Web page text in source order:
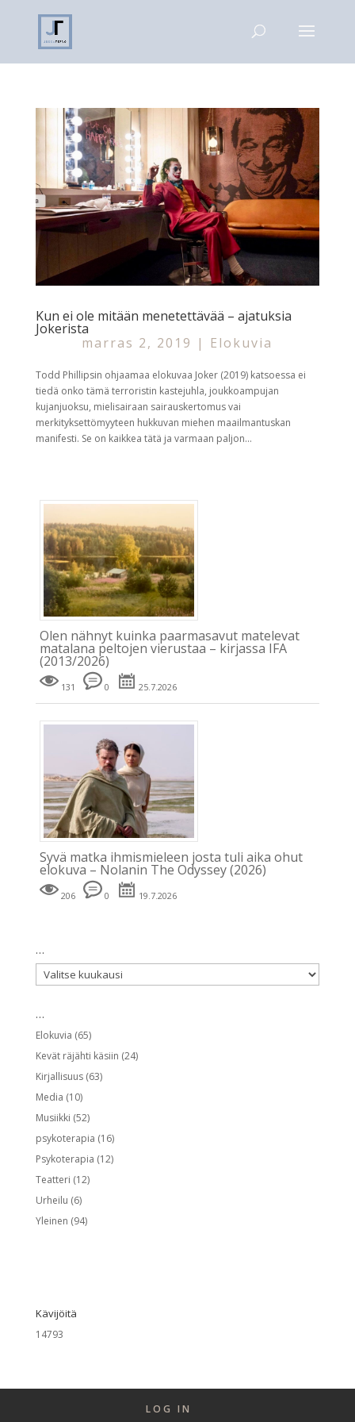
Kun ei ole mitään menetettävää – ajatuksia
Jokerista
marras 2, 2019 | Elokuvia
Todd Phillipsin ohjaamaa elokuvaa Joker (2019) katsoessa ei
tiedä onko tämä terroristin kastejuhla, joukkoampujan
kujanjuoksu, mielisairaan sairauskertomus vai
merkityksettömyyteen hukkuvan miehen maailmantuskan
manifesti. Se on kaikkea tätä ja varmaan paljon...
Olen nähnyt kuinka paarmasavut matelevat
matalana peltojen vierustaa – kirjassa IFA
(2013/2026)
131 0 25.7.2026
Syvä matka ihmismieleen josta tuli aika ohut
elokuva – Nolanin The Odyssey (2026)
206 0 19.7.2026
…
…
Elokuvia (65)
Kevät räjähti käsiin (24)
Kirjallisuus(63)
Media (10)
Musiikki (52)
psykoterapia (16)
Psykoterapia (12)
Teatteri (12)
Urheilu (6)
Yleinen (94)
Kävijöitä
14793
LOG IN